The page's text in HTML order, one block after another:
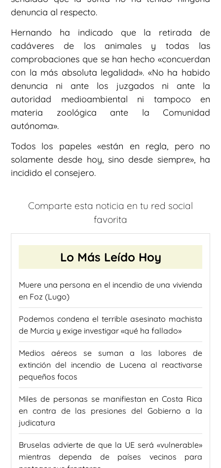
denuncia al respecto.
Hernando ha indicado que la retirada de
cadáveres de los animales y todas las
comprobaciones que se han hecho «concuerdan
con la más absoluta legalidad». «No ha habido
denuncia ni ante los juzgados ni ante la
autoridad medioambiental ni tampoco en
materia zoológica ante la Comunidad
autónoma».
Todos los papeles «están en regla, pero no
solamente desde hoy, sino desde siempre», ha
incidido el consejero.
Comparte esta noticia en tu red social
favorita
Lo Más Leído Hoy
Muere una persona en el incendio de una vivienda
en Foz (Lugo)
Podemos condena el terrible asesinato machista
de Murcia y exige investigar «qué ha fallado»
Medios aéreos se suman a las labores de
extinción del incendio de Lucena al reactivarse
pequeños focos
Miles de personas se manifiestan en Costa Rica
en contra de las presiones del Gobierno a la
judicatura
Bruselas advierte de que la UE será «vulnerable»
mientras dependa de países vecinos para